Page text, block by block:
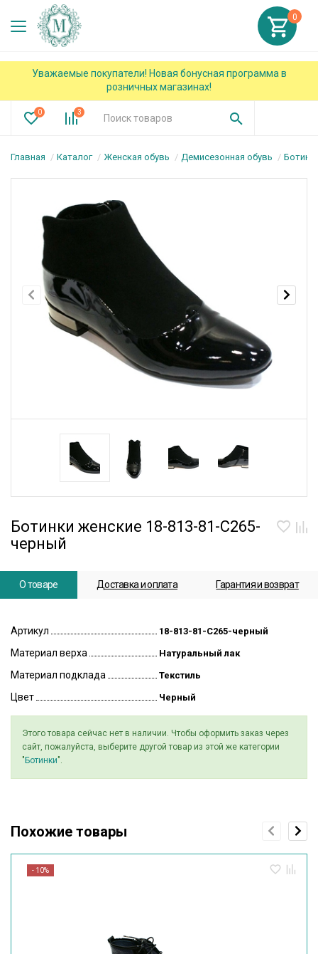
Уважаемые покупатели! Новая бонусная программа в
розничных магазинах!
0 3
0
Главная Каталог Женская обувь Демисезонная обувь
Ботинки женские 18-813-81-C265-
черный
О товаре Доставка и оплата Гарантия и возврат
Артикул 18-813-81-C265-черный
Материал верха Натуральный лак
Материал подклада Текстиль
Цвет Черный
Этого товара сейчас нет в наличии. Чтобы оформить заказ через
сайт, пожалуйста, выберите другой товар из этой же категории
" Ботинки".
Похожие товары
- 10%